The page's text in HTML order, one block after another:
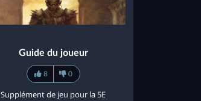
Guide du joueur
8 0
Supplément de jeu pour la 5E